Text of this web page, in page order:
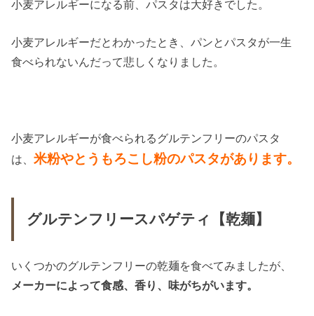
小麦アレルギーになる前、パスタは大好きでした。
小麦アレルギーだとわかったとき、パンとパスタが一生
食べられないんだって悲しくなりました。
小麦アレルギーが食べられるグルテンフリーのパスタ
は、米粉やとうもろこし粉のパスタがあります。
グルテンフリースパゲティ【乾麺】
いくつかのグルテンフリーの乾麺を食べてみましたが、
メーカーによって食感、香り、味がちがいます。